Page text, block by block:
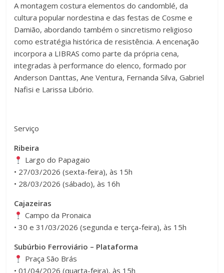
A montagem costura elementos do candomblé, da
cultura popular nordestina e das festas de Cosme e
Damião, abordando também o sincretismo religioso
como estratégia histórica de resistência. A encenação
incorpora a LIBRAS como parte da própria cena,
integradas à performance do elenco, formado por
Anderson Danttas, Ane Ventura, Fernanda Silva, Gabriel
Nafisi e Larissa Libório.
Serviço
Ribeira
Largo do Papagaio
• 27/03/2026 (sexta-feira), às 15h
• 28/03/2026 (sábado), às 16h
Cajazeiras
Campo da Pronaica
• 30 e 31/03/2026 (segunda e terça-feira), às 15h
Subúrbio Ferroviário – Plataforma
Praça São Brás
• 01/04/2026 (quarta-feira), às 15h